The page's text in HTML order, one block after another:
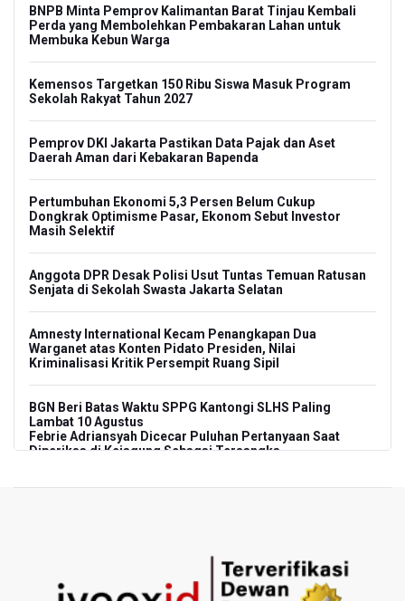
BNPB Minta Pemprov Kalimantan Barat Tinjau Kembali
Perda yang Membolehkan Pembakaran Lahan untuk
Membuka Kebun Warga
Kemensos Targetkan 150 Ribu Siswa Masuk Program
Sekolah Rakyat Tahun 2027
Pemprov DKI Jakarta Pastikan Data Pajak dan Aset
Daerah Aman dari Kebakaran Bapenda
Pertumbuhan Ekonomi 5,3 Persen Belum Cukup
Dongkrak Optimisme Pasar, Ekonom Sebut Investor
Masih Selektif
Anggota DPR Desak Polisi Usut Tuntas Temuan Ratusan
Senjata di Sekolah Swasta Jakarta Selatan
Amnesty International Kecam Penangkapan Dua
Warganet atas Konten Pidato Presiden, Nilai
Kriminalisasi Kritik Persempit Ruang Sipil
BGN Beri Batas Waktu SPPG Kantongi SLHS Paling
Lambat 10 Agustus
Febrie Adriansyah Dicecar Puluhan Pertanyaan Saat
Diperiksa di Kejagung Sebagai Tersangka
SEA V Cup 2026: Timnas Voli Putri Indonesia Menang
Lawan Vietnam 3-2